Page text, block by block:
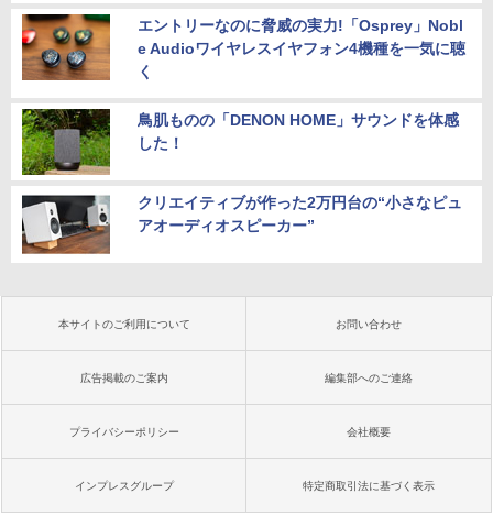
エントリーなのに脅威の実力!「Osprey」Nobl
e Audioワイヤレスイヤフォン4機種を一気に聴
く
鳥肌ものの「DENON HOME」サウンドを体感
した！
クリエイティブが作った2万円台の“小さなピュ
アオーディオスピーカー”
本サイトのご利用について お問い合わせ
広告掲載のご案内 編集部へのご連絡
プライバシーポリシー 会社概要
インプレスグループ 特定商取引法に基づく表示